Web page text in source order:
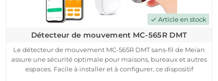
check Article en stock
Détecteur de mouvement MC-565R DMT
Le détecteur de mouvement MC-565R DMT sans-fil de Meian
assure une sécurité optimale pour maisons, bureaux et autres
espaces. Facile à installer et à configurer, ce dispositif